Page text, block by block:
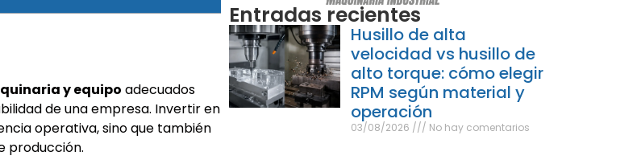
y equipo adecuados
de una empresa. Invertir en
operativa, sino que también
producción.
Entradas recientes
Husillo de alta
velocidad vs husillo de
alto torque: cómo elegir
RPM según material y
operación
03/08/2026 No hay comentarios